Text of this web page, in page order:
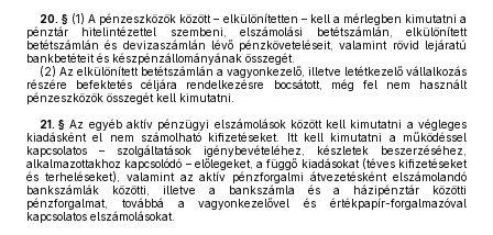
20. § (1) A pénzeszközök között – elkülönítetten – kell a mérlegben kimutatni a
pénztár hitelintézettel szembeni, elszámolási betétszámlán, elkülönített
betétszámlán és devizaszámlán lévő pénzköveteléseit, valamint rövid lejáratú
bankbetéteit és készpénzállományának összegét.
(2) Az elkülönített betétszámlán a vagyonkezelő, illetve letétkezelő vállalkozás
részére befektetés céljára rendelkezésre bocsátott, még fel nem használt
pénzeszközök összegét kell kimutatni.
21. § Az egyéb aktív pénzügyi elszámolások között kell kimutatni a végleges
kiadásként el nem számolható kifizetéseket. Itt kell kimutatni a működéssel
kapcsolatos – szolgáltatások igénybevételéhez, készletek beszerzéséhez,
alkalmazottakhoz kapcsolódó – előlegeket, a függő kiadásokat (téves kifizetéseket
és terheléseket), valamint az aktív pénzforgalmi átvezetésként elszámolandó
bankszámlák közötti, illetve a bankszámla és a házipénztár közötti
pénzforgalmat, továbbá a vagyonkezelővel és értékpapír-forgalmazóval
kapcsolatos elszámolásokat.